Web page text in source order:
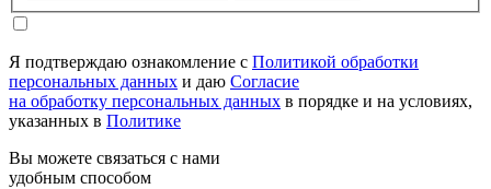
Я подтверждаю ознакомление с Политикой обработки
персональных данных и даю Согласие
на обработку персональных данных в порядке и на условиях,
указанных в Политике
Вы можете связаться с нами
удобным способом